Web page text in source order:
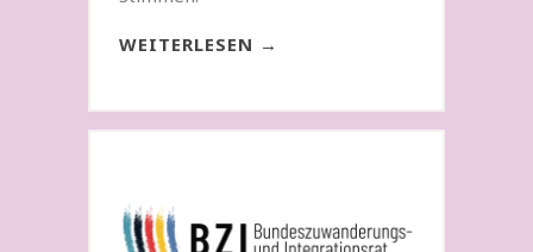
WEITERLESEN →